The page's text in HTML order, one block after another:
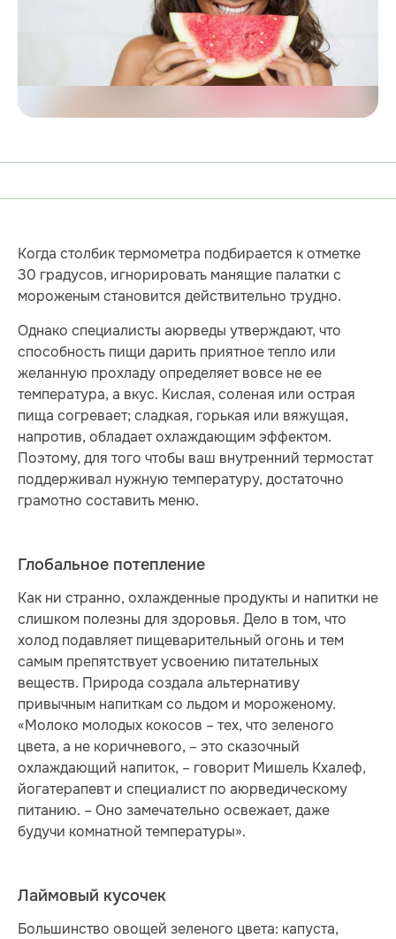
Когда столбик термометра подбирается к отметке
30 градусов, игнорировать манящие палатки с
мороженым становится действительно трудно.
Однако специалисты аюрведы утверждают, что
способность пищи дарить приятное тепло или
желанную прохладу определяет вовсе не ее
температура, а вкус. Кислая, соленая или острая
пища согревает; сладкая, горькая или вяжущая,
напротив, обладает охлаждающим эффектом.
Поэтому, для того чтобы ваш внутренний термостат
поддерживал нужную температуру, достаточно
грамотно составить меню.
Глобальное потепление
Как ни странно, охлажденные продукты и напитки не
слишком полезны для здоровья. Дело в том, что
холод подавляет пищеварительный огонь и тем
самым препятствует усвоению питательных
веществ. Природа создала альтернативу
привычным напиткам со льдом и мороженому.
«Молоко молодых кокосов – тех, что зеленого
цвета, а не коричневого, – это сказочный
охлаждающий напиток, – говорит Мишель Кхалеф,
йогатерапевт и специалист по аюрведическому
питанию. – Оно замечательно освежает, даже
будучи комнатной температуры».
Лаймовый кусочек
Большинство овощей зеленого цвета: капуста,